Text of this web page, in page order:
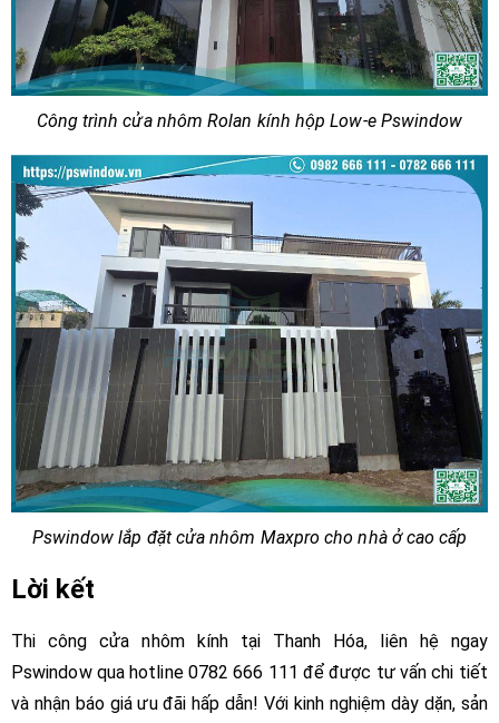
Công trình cửa nhôm Rolan kính hộp Low-e Pswindow
Pswindow lắp đặt cửa nhôm Maxpro cho nhà ở cao cấp
Lời kết
Thi công cửa nhôm kính tại Thanh Hóa, liên hệ ngay
Pswindow qua hotline 0782 666 111 để được tư vấn chi tiết
và nhận báo giá ưu đãi hấp dẫn! Với kinh nghiệm dày dặn, sản